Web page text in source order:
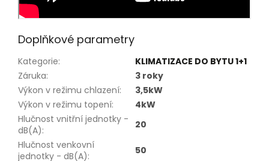
Doplňkové parametry
Kategorie:
KLIMATIZACE DO BYTU 1+1
Záruka:
3 roky
Výkon v režimu chlazení:
3,5kW
Výkon v režimu topení:
4kW
Hlučnost vnitřní jednotky -
dB(A):
20
Hlučnost venkovní
jednotky - dB(A):
50